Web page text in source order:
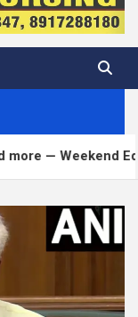
Edition 372